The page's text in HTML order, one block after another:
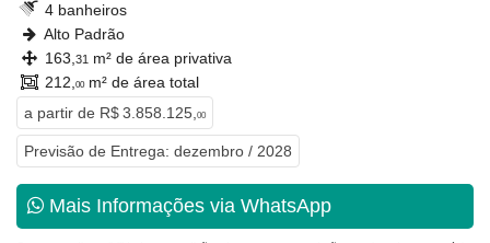
4 banheiros
Alto Padrão
163, 31 m² de área privativa
212, 00m² de área total
a partir de R$ 3.858.125, 00
Previsão de Entrega: dezembro / 2028
Mais Informações via WhatsApp